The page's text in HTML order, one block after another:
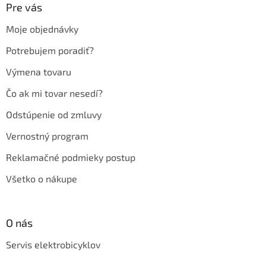
Pre vás
Moje objednávky
Potrebujem poradiť?
Výmena tovaru
Čo ak mi tovar nesedí?
Odstúpenie od zmluvy
Vernostný program
Reklamačné podmieky postup
Všetko o nákupe
O nás
Servis elektrobicyklov